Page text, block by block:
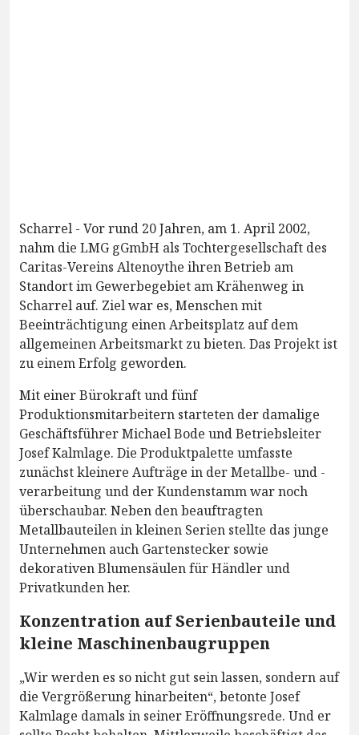
Scharrel - Vor rund 20 Jahren, am 1. April 2002,
nahm die LMG gGmbH als Tochtergesellschaft des
Caritas-Vereins Altenoythe ihren Betrieb am
Standort im Gewerbegebiet am Krähenweg in
Scharrel auf. Ziel war es, Menschen mit
Beeinträchtigung einen Arbeitsplatz auf dem
allgemeinen Arbeitsmarkt zu bieten. Das Projekt ist
zu einem Erfolg geworden.
Mit einer Bürokraft und fünf
Produktionsmitarbeitern starteten der damalige
Geschäftsführer Michael Bode und Betriebsleiter
Josef Kalmlage. Die Produktpalette umfasste
zunächst kleinere Aufträge in der Metallbe- und -
verarbeitung und der Kundenstamm war noch
überschaubar. Neben den beauftragten
Metallbauteilen in kleinen Serien stellte das junge
Unternehmen auch Gartenstecker sowie
dekorativen Blumensäulen für Händler und
Privatkunden her.
Konzentration auf Serienbauteile und
kleine Maschinenbaugruppen
„Wir werden es so nicht gut sein lassen, sondern auf
die Vergrößerung hinarbeiten“, betonte Josef
Kalmlage damals in seiner Eröffnungsrede. Und er